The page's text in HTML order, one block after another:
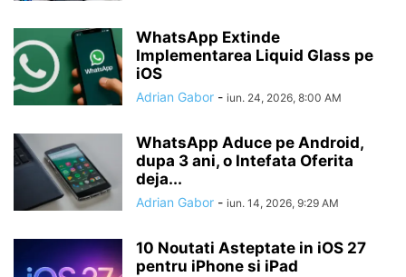
WhatsApp Extinde
Implementarea Liquid Glass pe
iOS
Adrian Gabor - iun. 24, 2026, 8:00 AM
WhatsApp Aduce pe Android,
dupa 3 ani, o Intefata Oferita
deja...
Adrian Gabor - iun. 14, 2026, 9:29 AM
10 Noutati Asteptate in iOS 27
pentru iPhone si iPad